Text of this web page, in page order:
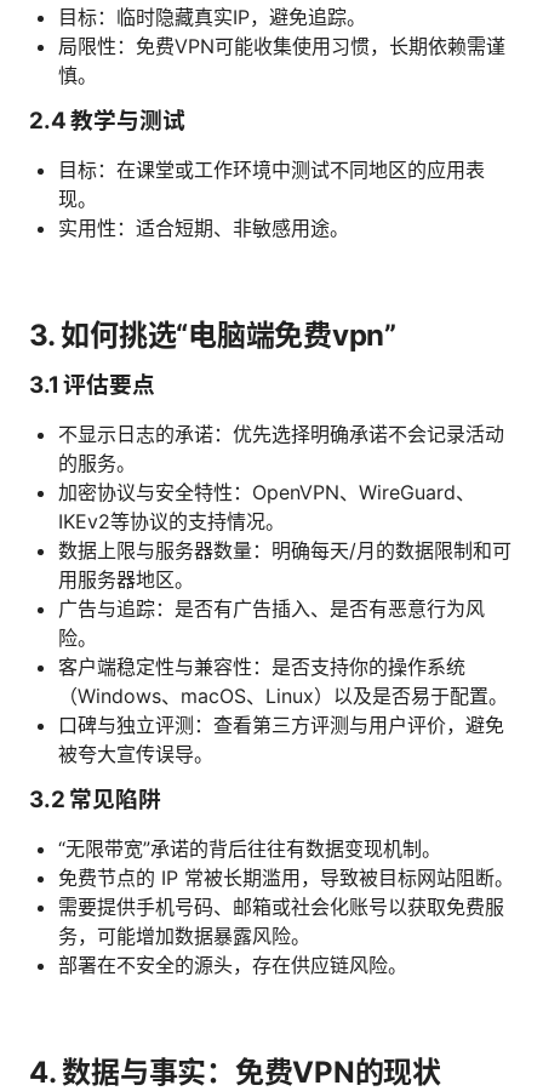
目标：临时隐藏真实IP，避免追踪。
局限性：免费VPN可能收集使用习惯，长期依赖需谨
慎。
2.4 教学与测试
目标：在课堂或工作环境中测试不同地区的应用表
现。
实用性：适合短期、非敏感用途。
3. 如何挑选“电脑端免费vpn”
3.1 评估要点
不显示日志的承诺：优先选择明确承诺不会记录活动
的服务。
加密协议与安全特性：OpenVPN、WireGuard、
IKEv2等协议的支持情况。
数据上限与服务器数量：明确每天/月的数据限制和可
用服务器地区。
广告与追踪：是否有广告插入、是否有恶意行为风
险。
客户端稳定性与兼容性：是否支持你的操作系统
（Windows、macOS、Linux）以及是否易于配置。
口碑与独立评测：查看第三方评测与用户评价，避免
被夸大宣传误导。
3.2 常见陷阱
“无限带宽”承诺的背后往往有数据变现机制。
免费节点的 IP 常被长期滥用，导致被目标网站阻断。
需要提供手机号码、邮箱或社会化账号以获取免费服
务，可能增加数据暴露风险。
部署在不安全的源头，存在供应链风险。
4. 数据与事实：免费VPN的现状